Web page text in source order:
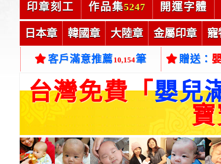
印章刻工 作品集5247 開運字體
日本章 韓國章 大陸章 金屬印章 寵
客戶滿意推薦10,154筆 贈送：
台灣免費「嬰兒